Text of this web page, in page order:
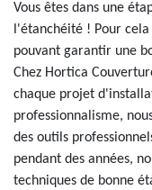
Vous êtes dans une
l'étanchéité ! Pour
pouvant garantir une
Chez Hortica
chaque projet
professionnalisme,
des outils
pendant des années,
techniques de bonne